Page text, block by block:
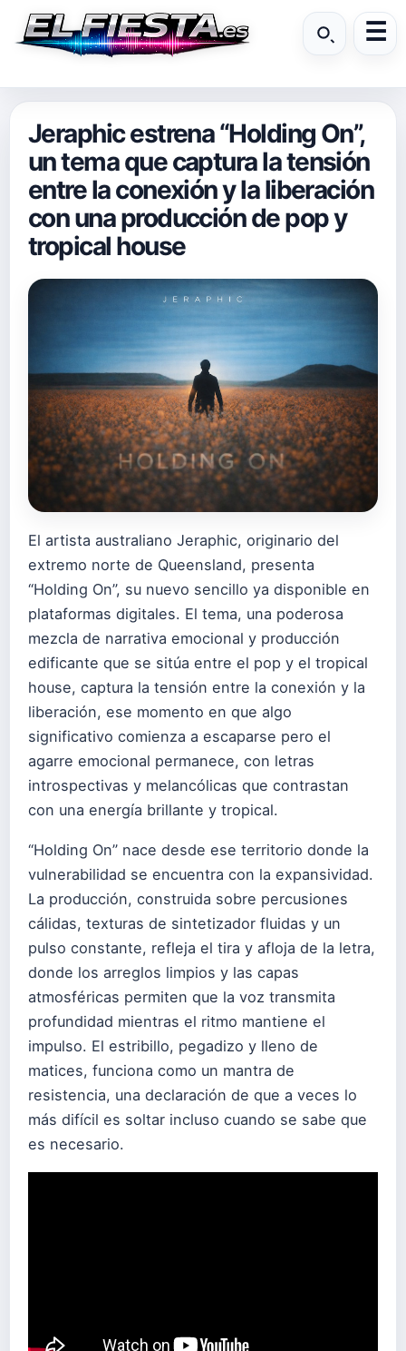
Jeraphic estrena “Holding On”,
un tema que captura la tensión
entre la conexión y la liberación
con una producción de pop y
tropical house
El artista australiano Jeraphic, originario del
extremo norte de Queensland, presenta
“Holding On”, su nuevo sencillo ya disponible en
plataformas digitales. El tema, una poderosa
mezcla de narrativa emocional y producción
edificante que se sitúa entre el pop y el tropical
house, captura la tensión entre la conexión y la
liberación, ese momento en que algo
significativo comienza a escaparse pero el
agarre emocional permanece, con letras
introspectivas y melancólicas que contrastan
con una energía brillante y tropical.
“Holding On” nace desde ese territorio donde la
vulnerabilidad se encuentra con la expansividad.
La producción, construida sobre percusiones
cálidas, texturas de sintetizador fluidas y un
pulso constante, refleja el tira y afloja de la letra,
donde los arreglos limpios y las capas
atmosféricas permiten que la voz transmita
profundidad mientras el ritmo mantiene el
impulso. El estribillo, pegadizo y lleno de
matices, funciona como un mantra de
resistencia, una declaración de que a veces lo
más difícil es soltar incluso cuando se sabe que
es necesario.